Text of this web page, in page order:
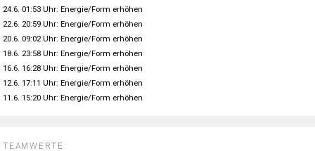
TEAMWERTE:
24.6. 01:53 Uhr: Energie/Form erhöhen
22.6. 20:59 Uhr: Energie/Form erhöhen
20.6. 09:02 Uhr: Energie/Form erhöhen
18.6. 23:58 Uhr: Energie/Form erhöhen
16.6. 16:28 Uhr: Energie/Form erhöhen
12.6. 17:11 Uhr: Energie/Form erhöhen
11.6. 15:20 Uhr: Energie/Form erhöhen